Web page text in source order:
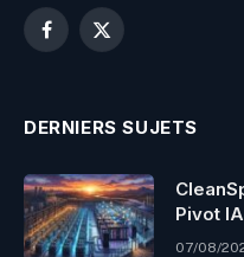
Facebook
X
DERNIERS SUJETS
Pivot IA
07/08/